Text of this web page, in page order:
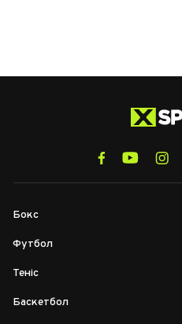
Бокс
Футбол
Теніс
Баскетбол